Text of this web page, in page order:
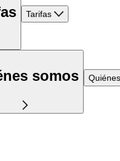
Tarifas
somos